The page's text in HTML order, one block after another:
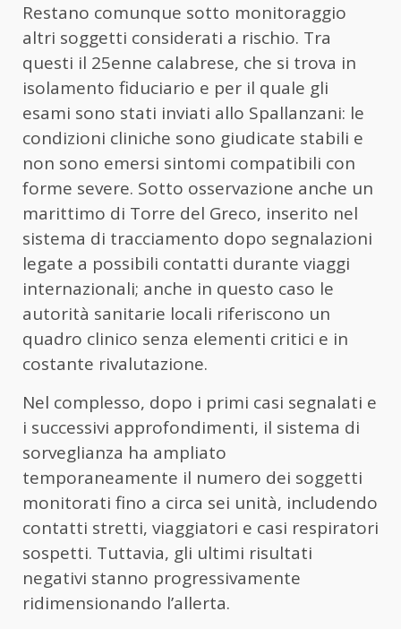
Restano comunque sotto monitoraggio
altri soggetti considerati a rischio. Tra
questi il 25enne calabrese, che si trova in
isolamento fiduciario e per il quale gli
esami sono stati inviati allo Spallanzani: le
condizioni cliniche sono giudicate stabili e
non sono emersi sintomi compatibili con
forme severe. Sotto osservazione anche un
marittimo di Torre del Greco, inserito nel
sistema di tracciamento dopo segnalazioni
legate a possibili contatti durante viaggi
internazionali; anche in questo caso le
autorità sanitarie locali riferiscono un
quadro clinico senza elementi critici e in
costante rivalutazione.
Nel complesso, dopo i primi casi segnalati e
i successivi approfondimenti, il sistema di
sorveglianza ha ampliato
temporaneamente il numero dei soggetti
monitorati fino a circa sei unità, includendo
contatti stretti, viaggiatori e casi respiratori
sospetti. Tuttavia, gli ultimi risultati
negativi stanno progressivamente
ridimensionando l’allerta.